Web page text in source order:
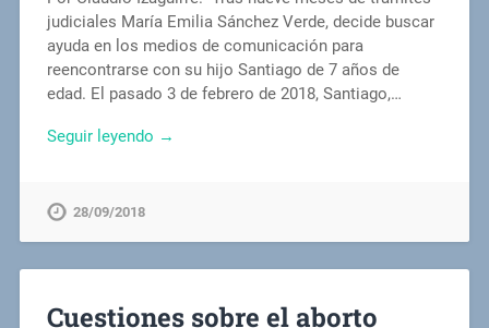
judiciales María Emilia Sánchez Verde, decide buscar
ayuda en los medios de comunicación para
reencontrarse con su hijo Santiago de 7 años de
edad. El pasado 3 de febrero de 2018, Santiago,…
Seguir leyendo →
28/09/2018
Cuestiones sobre el aborto